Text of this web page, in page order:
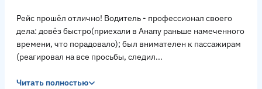
Рейс прошёл отлично! Водитель - профессионал своего
дела: довёз быстро(приехали в Анапу раньше намеченного
времени, что порадовало); был внимателен к пассажирам
(реагировал на все просьбы, следил...
Читать полностью